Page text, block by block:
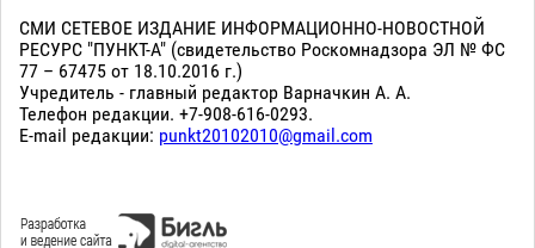
СМИ СЕТЕВОЕ ИЗДАНИЕ ИНФОРМАЦИОННО-НОВОСТНОЙ
РЕСУРС "ПУНКТ-А" (свидетельство Роскомнадзора ЭЛ № ФС
77 – 67475 от 18.10.2016 г.)
Учредитель - главный редактор Варначкин А. А.
Телефон редакции. +7-908-616-0293.
E-mail редакции: punkt20102010@gmail.com